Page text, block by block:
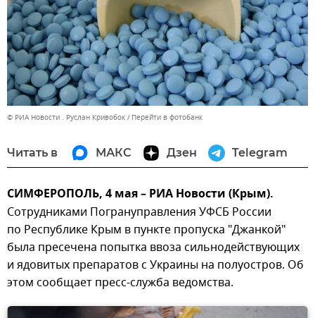
© РИА Новости . Руслан Кривобок Перейти в фотобанк
Читать в МАКС Дзен Telegram
СИМФЕРОПОЛЬ, 4 мая – РИА Новости (Крым).
Сотрудниками Погрануправления УФСБ России
по Республике Крым в пункте пропуска "Джанкой"
была пресечена попытка ввоза сильнодействующих
и ядовитых препаратов с Украины на полуостров. Об
этом сообщает пресс-служба ведомства.